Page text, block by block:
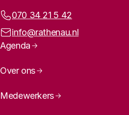
Telefoonnummer:
070 34 21 5 42
E-mailadres:
info@rathenau.nl
Paginanavigatie
Agenda
Over ons
Medewerkers